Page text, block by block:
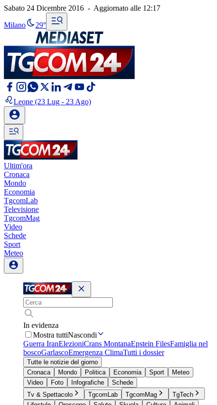
Sabato 24 Dicembre 2016 - Aggiornato alle 12:17
Milano 29°
Leone (23 Lug - 23 Ago)
Ultim'ora
Cronaca
Mondo
Economia
TgcomLab
Televisione
TgcomMag
Video
Schede
Sport
Meteo
In evidenza
Mostra tuttiNascondi
Guerra IranElezioniCrans MontanaEpstein FilesFamiglia nel
boscoGarlascoEmergenza ClimaTutti i dossier
Tutte le notizie del giorno
Cronaca
Mondo Politica Economia Sport
Meteo
Video
Foto Infografiche
Schede
Tv & Spettacolo
TgcomLab TgcomMag
TgTech